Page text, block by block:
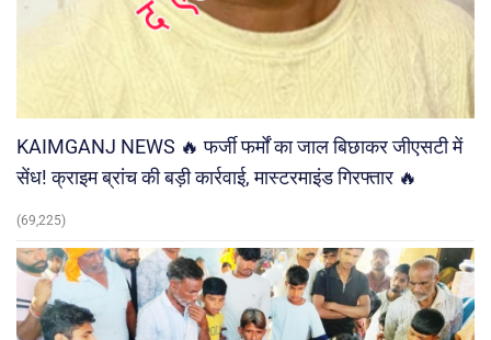
KAIMGANJ NEWS 🔥 फर्जी फर्मों का जाल बिछाकर जीएसटी में
सेंध! क्राइम ब्रांच की बड़ी कार्रवाई, मास्टरमाइंड गिरफ्तार 🔥
(69,225)